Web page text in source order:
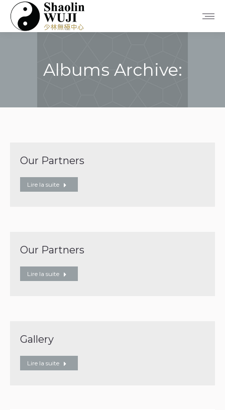
Albums Archive:
Our Partners
Lire la suite
Our Partners
Lire la suite
Gallery
Lire la suite